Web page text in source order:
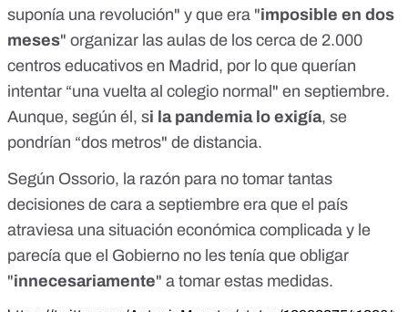
suponía una revolución" y que era "imposible en dos
meses" organizar las aulas de los cerca de 2.000
centros educativos en Madrid, por lo que querían
intentar “una vuelta al colegio normal" en septiembre.
Aunque, según él, si la pandemia lo exigía, se
pondrían “dos metros" de distancia.
Según Ossorio, la razón para no tomar tantas
decisiones de cara a septiembre era que el país
atraviesa una situación económica complicada y le
parecía que el Gobierno no les tenía que obligar
"innecesariamente" a tomar estas medidas.